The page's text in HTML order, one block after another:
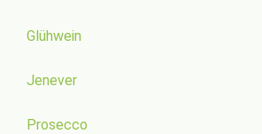
Glühwein
Jenever
Prosecco